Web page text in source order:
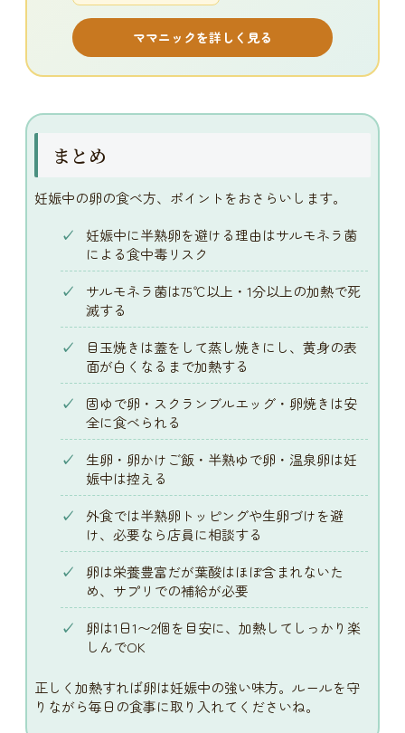
ママニックを詳しく見る
まとめ
妊娠中の卵の食べ方、ポイントをおさらいします。
妊娠中に半熟卵を避ける理由はサルモネラ菌
による食中毒リスク
サルモネラ菌は75℃以上・1分以上の加熱で死
滅する
目玉焼きは蓋をして蒸し焼きにし、黄身の表
面が白くなるまで加熱する
固ゆで卵・スクランブルエッグ・卵焼きは安
全に食べられる
生卵・卵かけご飯・半熟ゆで卵・温泉卵は妊
娠中は控える
外食では半熟卵トッピングや生卵づけを避
け、必要なら店員に相談する
卵は栄養豊富だが葉酸はほぼ含まれないた
め、サプリでの補給が必要
卵は1日1〜2個を目安に、加熱してしっかり楽
しんでOK
正しく加熱すれば卵は妊娠中の強い味方。ルールを守
りながら毎日の食事に取り入れてくださいね。